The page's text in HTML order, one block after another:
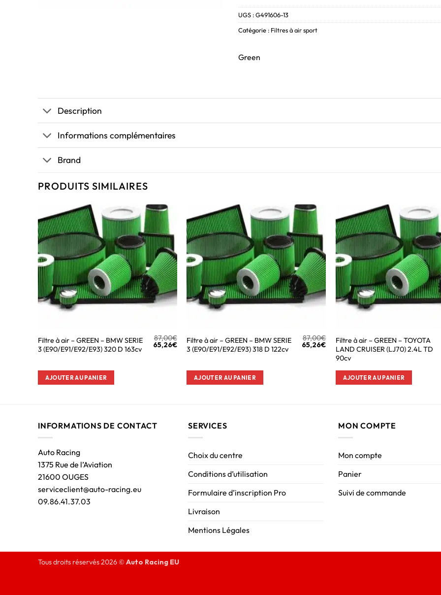
UGS :G491606-13
Catégorie : Filtres à air sport
Green
Description
Informations complémentaires
Brand
PRODUITS SIMILAIRES
Filtre à air – GREEN – BMW SERIE
3 (E90/E91/E92/E93) 320 D 163cv
87,00€
65,26€
AJOUTER AU PANIER
Filtre à air – GREEN – BMW SERIE
3 (E90/E91/E92/E93) 318 D 122cv
87,00€
65,26€
AJOUTER AU PANIER
Filtre à air – GREEN – TOYOTA
LAND CRUISER (LJ70) 2.4L TD
90cv
AJOUTER AU PANIER
INFORMATIONS DE CONTACT
Auto Racing
1375 Rue de l’Aviation
21600 OUGES
serviceclient@auto-racing.eu
09.86.41.37.03
SERVICES
Choix du centre
Conditions d’utilisation
Formulaire d’inscription Pro
Livraison
Mentions Légales
MON COMPTE
Mon compte
Panier
Suivi de commande
Tous droits réservés 2026 © Auto Racing EU